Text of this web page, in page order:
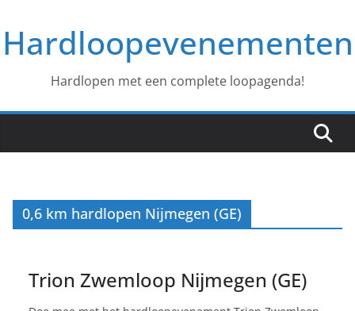
naar
deHardloopevenementen
Hardlopen met een complete loopagenda!
0,6 km hardlopen Nijmegen (GE)
Trion Zwemloop Nijmegen (GE)